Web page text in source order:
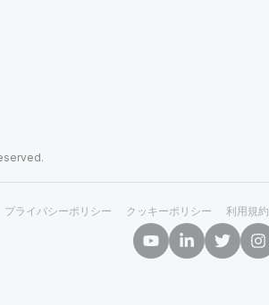
プライバシーポリシー クッキーポリシー 利用規約